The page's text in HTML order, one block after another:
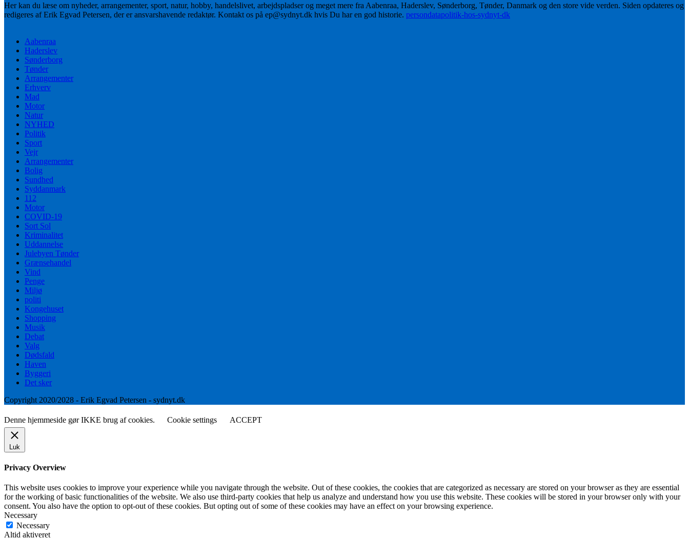
Her kan du læse om nyheder, arrangementer, sport, natur, hobby, handelslivet, arbejdspladser og meget mere fra Aabenraa, Haderslev, Sønderborg, Tønder, Danmark og den store vide verden. Siden opdateres og
redigeres af Erik Egvad Petersen, der er ansvarshavende redaktør. Kontakt os på ep@sydnyt.dk hvis Du har en god historie. persondatapolitik-hos-sydnyt-dk
Aabenraa
Haderslev
Sønderborg
Tønder
Arrangementer
Erhverv
Mad
Motor
Natur
NYHED
Politik
Sport
Vejr
Arrangementer
Bolig
Sundhed
Syddanmark
112
Motor
COVID-19
Sort Sol
Kriminalitet
Uddannelse
Julebyen Tønder
Grænsehandel
Vind
Penge
Miljø
politi
Kongehuset
Shopping
Musik
Debat
Valg
Dødsfald
Haven
Byggeri
Det sker
Copyright 2020/2028 - Erik Egvad Petersen - sydnyt.dk
Denne hjemmeside gør IKKE brug af cookies. Cookie settings ACCEPT
Luk
Privacy Overview
This website uses cookies to improve your experience while you navigate through the website. Out of these cookies, the cookies that are categorized as necessary are stored on your browser as they are essential
for the working of basic functionalities of the website. We also use third-party cookies that help us analyze and understand how you use this website. These cookies will be stored in your browser only with your
consent. You also have the option to opt-out of these cookies. But opting out of some of these cookies may have an effect on your browsing experience.
Necessary
Necessary
Altid aktiveret